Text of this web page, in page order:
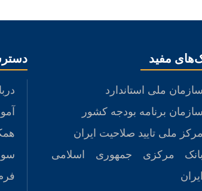
مفید
سازمان ملی استاندارد
سازمان برنامه بودجه کشور
مرکز ملی تایید صلاحیت ایران
بانک مرکزی جمهوری اسلامی
ایران